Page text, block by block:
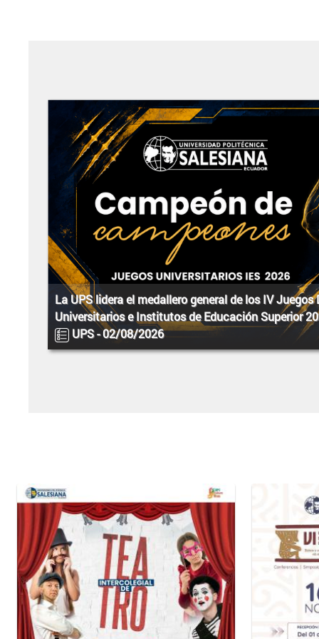
La UPS lidera el medallero general de los IV
Universitarios e Institutos de Educación Superior
UPS -02/08/2026